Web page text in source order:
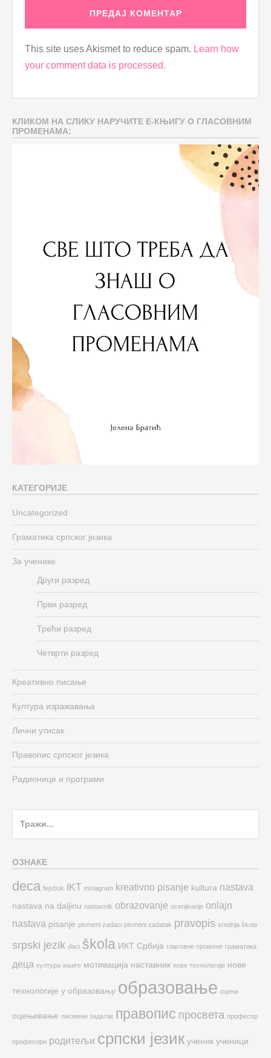
This site uses Akismet to reduce spam. Learn how
your comment data is processed.
КЛИКОМ НА СЛИКУ НАРУЧИТЕ Е-КЊИГУ О ГЛАСОВНИМ
ПРОМЕНАМА:
КАТЕГОРИЈЕ
Uncategorized
Граматика српског језика
За ученике
Други разред
Први разред
Трећи разред
Четврти разред
Креативно писање
Култура изражавања
Лични утисак
Правопис српског језика
Радионице и програми
ОЗНАКЕ
deca fejsbuk IKT instagram kreativno pisanje kultura nastava
nastava na daljinu nastavnik obrazovanje ocenjivanje onlajn
nastava pisanje pismeni zadaci pismeni zadatak pravopis srednja škola
srpski jezik đaci škola ИКТ Србија гласовне промене граматика
деца култура књиге мотивација наставник нове технологије нове
технологије у образовању образовање оцена
оцењивање писмени задатак правопис просвета професор
професори родитељи српски језик ученик ученици